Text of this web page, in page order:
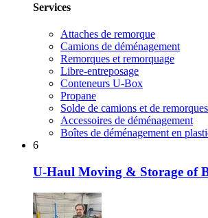
Services
Attaches de remorque
Camions de déménagement
Remorques et remorquage
Libre-entreposage
Conteneurs U-Box
Propane
Solde de camions et de remorques
Accessoires de déménagement
Boîtes de déménagement en
6
U-Haul Moving & Storage of